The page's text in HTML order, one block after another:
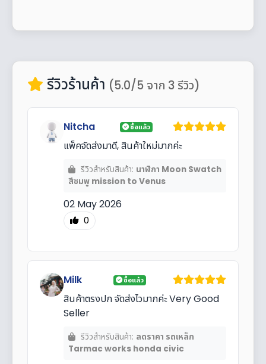
รีวิวร้านค้า (5.0/5 จาก 3 รีวิว)
Nitcha ซื้อแล้ว
แพ็คจัดส่งมาดี, สินค้าใหม่มากค่ะ
รีวิวสำหรับสินค้า: นาฬิกา Moon Swatch
สีชมพู mission to Venus
02 May 2026
0
Milk ซื้อแล้ว
สินค้าตรงปก จัดส่งไวมากค่ะ Very Good
Seller
รีวิวสำหรับสินค้า: ลดราคา รถเหล็ก
Tarmac works honda civic